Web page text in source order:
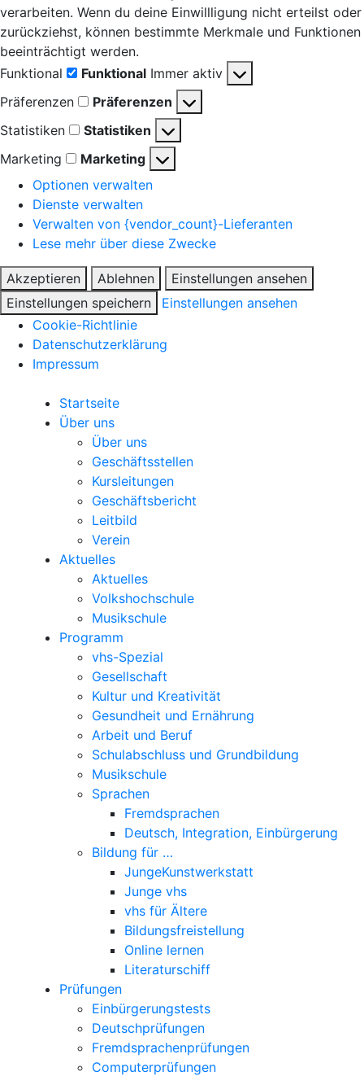
verarbeiten. Wenn du deine Einwillligung nicht erteilst oder
zurückziehst, können bestimmte Merkmale und Funktionen
beeinträchtigt werden.
Funktional
Funktional Immer aktiv
Präferenzen
Präferenzen
Statistiken
Statistiken
Marketing
Marketing
Optionen verwalten
Dienste verwalten
Verwalten von {vendor_count}-Lieferanten
Lese mehr über diese Zwecke
Akzeptieren Ablehnen
Einstellungen ansehen
Einstellungen speichern
Einstellungen ansehen
Cookie-Richtlinie
Datenschutzerklärung
Impressum
Startseite
Über uns
Über uns
Geschäftsstellen
Kursleitungen
Geschäftsbericht
Leitbild
Verein
Aktuelles
Aktuelles
Volkshochschule
Musikschule
Programm
vhs-Spezial
Gesellschaft
Kultur und Kreativität
Gesundheit und Ernährung
Arbeit und Beruf
Schulabschluss und Grundbildung
Musikschule
Sprachen
Fremdsprachen
Deutsch, Integration, Einbürgerung
Bildung für …
JungeKunstwerkstatt
Junge vhs
vhs für Ältere
Bildungsfreistellung
Online lernen
Literaturschiff
Prüfungen
Einbürgerungstests
Deutschprüfungen
Fremdsprachenprüfungen
Computerprüfungen